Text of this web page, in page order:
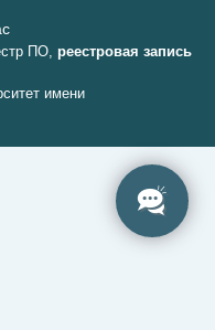
ПО, реестровая запись
имени